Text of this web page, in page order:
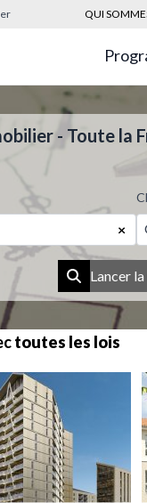
QUI
- Toute la
×
Lancer
toutes les lois